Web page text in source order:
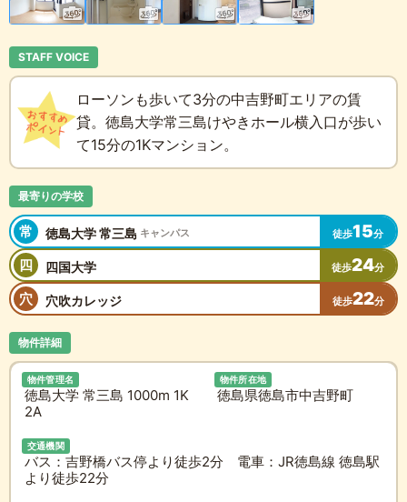
STAFF VOICE
ローソンも歩いて3分の中吉野町エリアの賃
貸。徳島大学常三島けやきホール横入口が歩い
て15分の1Kマンション。
最寄りの学校
常 徳島大学 常三島 キャンパス 徒歩15分
四 四国大学 徒歩24分
穴 穴吹カレッジ 徒歩22分
物件詳細
物件管理名
徳島大学 常三島 1000m 1K
2A
物件所在地
徳島県徳島市中吉野町
交通機関
バス：吉野橋バス停より徒歩2分 電車：JR徳島線 徳島駅
より徒歩22分